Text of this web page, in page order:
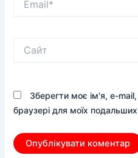
Зберегти моє ім'я, e-
браузері для моїх